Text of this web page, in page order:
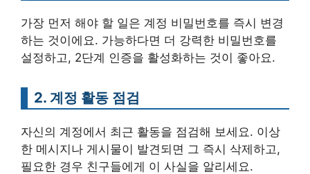
가장 먼저 해야 할 일은 계정 비밀번호를 즉시 변경
하는 것이에요. 가능하다면 더 강력한 비밀번호를
설정하고, 2단계 인증을 활성화하는 것이 좋아요.
2. 계정 활동 점검
자신의 계정에서 최근 활동을 점검해 보세요. 이상
한 메시지나 게시물이 발견되면 그 즉시 삭제하고,
필요한 경우 친구들에게 이 사실을 알리세요.